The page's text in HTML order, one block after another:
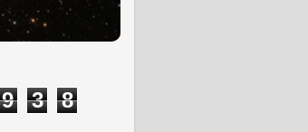
9 3 8